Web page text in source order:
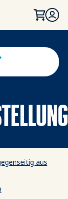
aus